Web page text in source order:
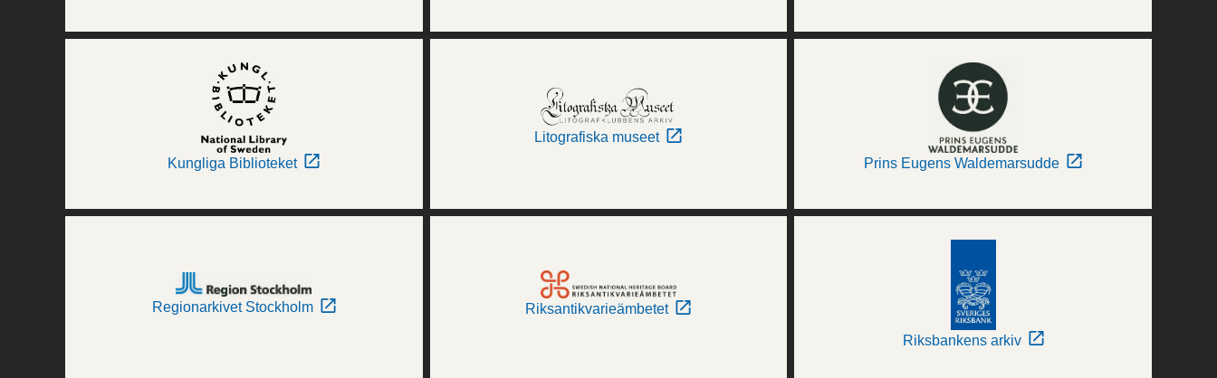
Kungliga Biblioteket
Litografiska museet
Prins Eugens Waldemarsudde
Regionarkivet Stockholm Riksantikvarieämbetet
Riksbankens arkiv